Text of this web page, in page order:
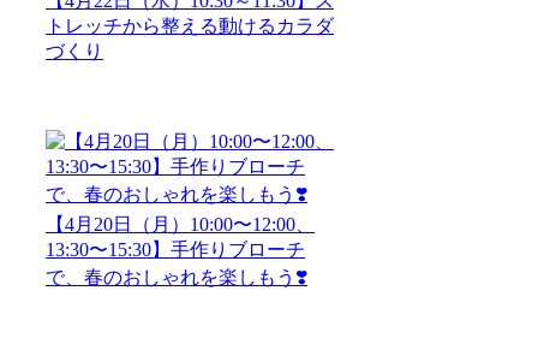
トレッチから整える動けるカラダ
づくり
【4月20日（月）10:00〜12:00、
13:30〜15:30】手作りブローチ
で、春のおしゃれを楽しもう❣️